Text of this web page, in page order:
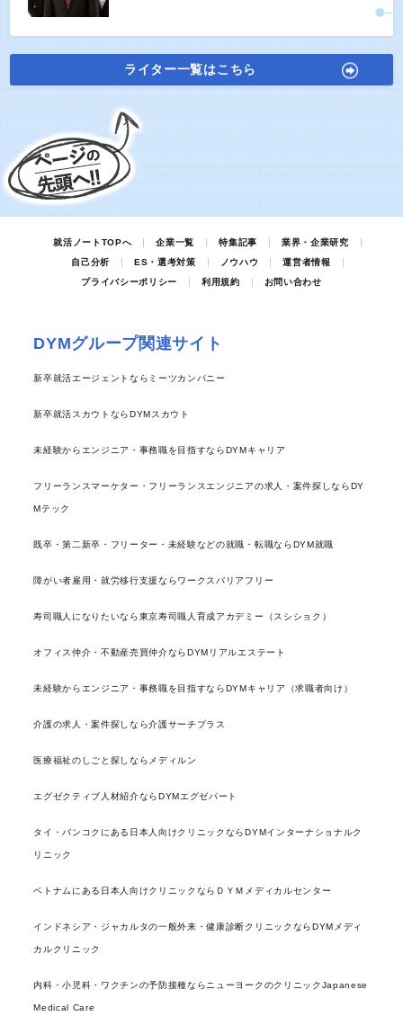
ライター一覧はこちら
就活ノートTOPへ 企業一覧 特集記事
業界・企業研究
自己分析
ES・選考対策 ノウハウ
運営者情報
プライバシーポリシー
利用規約 お問い合わせ
DYMグループ関連サイト
新卒就活エージェントならミーツカンパニー
新卒就活スカウトならDYMスカウト
未経験からエンジニア・事務職を目指すならDYMキャリア
フリーランスマーケター・フリーランスエンジニアの求人・案件探しならDY
Mテック
既卒・第二新卒・フリーター・未経験などの就職・転職ならDYM就職
障がい者雇用・就労移行支援ならワークスバリアフリー
寿司職人になりたいなら東京寿司職人育成アカデミー（スシショク）
オフィス仲介・不動産売買仲介ならDYMリアルエステート
未経験からエンジニア・事務職を目指すならDYMキャリア（求職者向け）
介護の求人・案件探しなら介護サーチプラス
医療福祉のしごと探しならメディルン
エグゼクティブ人材紹介ならDYMエグゼパート
タイ・バンコクにある日本人向けクリニックならDYMインターナショナルク
リニック
ベトナムにある日本人向けクリニックならＤＹＭメディカルセンター
インドネシア・ジャカルタの一般外来・健康診断クリニックならDYMメディ
カルクリニック
内科・小児科・ワクチンの予防接種ならニューヨークのクリニックJapanese
Medical Care